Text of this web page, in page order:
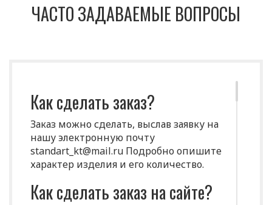
ЧАСТО ЗАДАВАЕМЫЕ ВОПРОСЫ
Как сделать заказ?
Заказ можно сделать, выслав заявку на
нашу электронную почту
standart_kt@mail.ru Подробно опишите
характер изделия и его количество.
Как сделать заказ на сайте?